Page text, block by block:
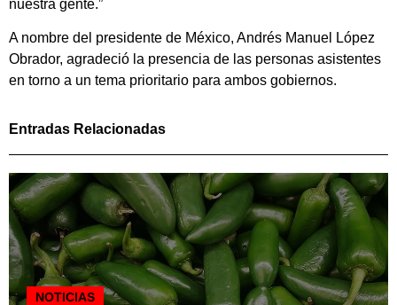
nuestra gente.”
A nombre del presidente de México, Andrés Manuel López
Obrador, agradeció la presencia de las personas asistentes
en torno a un tema prioritario para ambos gobiernos.
Entradas Relacionadas
NOTICIAS